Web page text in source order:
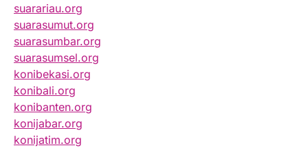
suarariau.org
suarasumut.org
suarasumbar.org
suarasumsel.org
konibekasi.org
konibali.org
konibanten.org
konijabar.org
konijatim.org